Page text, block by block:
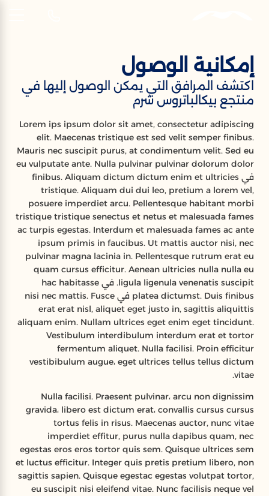
إمكانية الوصول
جاهز للترحيب بكم
إمكانية الوصول
اكتشف المرافق التي يمكن الوصول إليها في
منتجع بيكالباتروس شرم
Lorem ips ipsum dolor sit amet, consectetur adipiscing
elit. Maecenas tristique est sed velit semper finibus.
Mauris nec suscipit purus, at condimentum velit. Sed eu
eu vulputate ante. Nulla pulvinar pulvinar dolorum dolor
في finibus. Aliquam dictum dictum enim et ultricies
tristique. Aliquam dui dui leo, pretium a lorem vel,
posuere imperdiet arcu. Pellentesque habitant morbi
tristique tristique senectus et netus et malesuada fames
ac turpis egestas. Interdum et malesuada fames ac ante
ipsum primis in faucibus. Ut mattis auctor nisi, nec
pulvinar magna lacinia in. Pellentesque rutrum erat eu
quam cursus efficitur. Aenean ultricies nulla nulla eu
ligula ligenula venenatis suscipit. في hac habitasse
platea dictumst. Duis finibus في nisi nec mattis. Fusce
erat erat nisl, aliquet eget justo in, sagittis aliquittis
aliquam enim. Nullam ultrices eget enim eget tincidunt.
Vestibulum interdibulum interdum erat et tortor
fermentum aliquet. Nulla facilisi. Proin efficitur
vestibibulum augue، eget ultrices tellus tellus dictum
vitae.
Nulla facilisi. Praesent pulvinar، arcu non dignissim
gravida، libero est dictum erat، convallis cursus cursus
tortus felis in risus. Maecenas auctor, nunc vitae
imperdiet effitur, purus nulla dapibus quam, nec
egestas eros eros tortor quis sem. Quisque ultrices sem
et luctus efficitur. Integer quis pretis pretium libero, non
sagittis sapien. Quisque egestac egestas volutpat tortor,
eu suscipit nisi eleifend vitae. Nunc facilisis neque vel